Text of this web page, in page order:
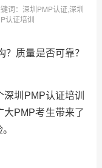
词：深圳PMP认证,深圳
认证培训
质量是否可靠？
圳PMP认证培训
大PMP考生带来了